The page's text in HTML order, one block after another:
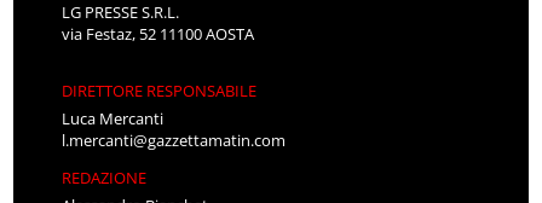
LG PRESSE S.R.L.
via Festaz, 52 11100 AOSTA
DIRETTORE RESPONSABILE
Luca Mercanti
l.mercanti@gazzettamatin.com
REDAZIONE